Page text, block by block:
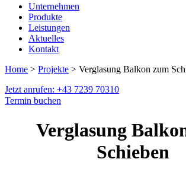
Unternehmen
Produkte
Leistungen
Aktuelles
Kontakt
Home > Projekte > Verglasung Balkon zum
Jetzt anrufen: +43 7239 70310
Termin buchen
Verglasung
Schieben